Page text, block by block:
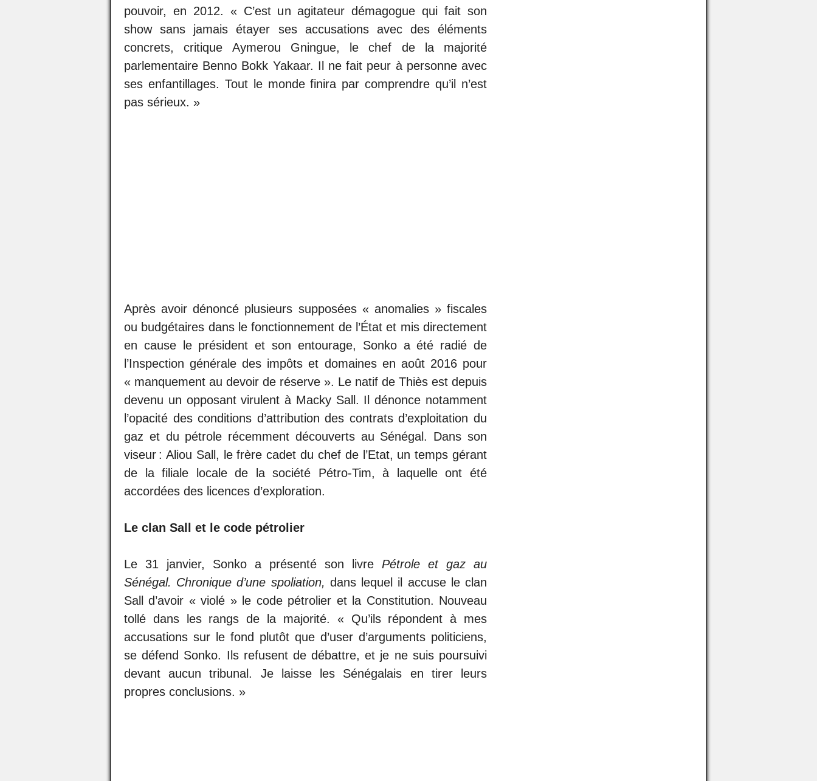
pouvoir, en 2012. « C’est un agitateur démagogue qui fait son
show sans jamais étayer ses accusations avec des éléments
concrets, critique Aymerou Gningue, le chef de la majorité
parlementaire Benno Bokk Yakaar. Il ne fait peur à personne avec
ses enfantillages. Tout le monde finira par comprendre qu’il n’est
pas sérieux. »
Après avoir dénoncé plusieurs supposées « anomalies » fiscales
ou budgétaires dans le fonctionnement de l’État et mis directement
en cause le président et son entourage, Sonko a été radié de
l’Inspection générale des impôts et domaines en août 2016 pour
« manquement au devoir de réserve ». Le natif de Thiès est depuis
devenu un opposant virulent à Macky Sall. Il dénonce notamment
l’opacité des conditions d’attribution des contrats d’exploitation du
gaz et du pétrole récemment découverts au Sénégal. Dans son
viseur : Aliou Sall, le frère cadet du chef de l’Etat, un temps gérant
de la filiale locale de la société Pétro-Tim, à laquelle ont été
accordées des licences d’exploration.
Le clan Sall et le code pétrolier
Le 31 janvier, Sonko a présenté son livre Pétrole et gaz au
Sénégal. Chronique d’une spoliation, dans lequel il accuse le clan
Sall d’avoir « violé » le code pétrolier et la Constitution. Nouveau
tollé dans les rangs de la majorité. « Qu’ils répondent à mes
accusations sur le fond plutôt que d’user d’arguments politiciens,
se défend Sonko. Ils refusent de débattre, et je ne suis poursuivi
devant aucun tribunal. Je laisse les Sénégalais en tirer leurs
propres conclusions. »